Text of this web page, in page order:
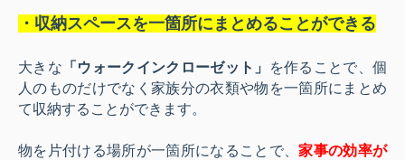
・収納スペースを一箇所にまとめることができる
大きな 「ウォークインクローゼット」
を作ることで、個
人のものだけでなく家族分の衣類や物を一箇所にまとめ
て収納することができます。
物を片付ける場所が一箇所になることで、家事の効率が